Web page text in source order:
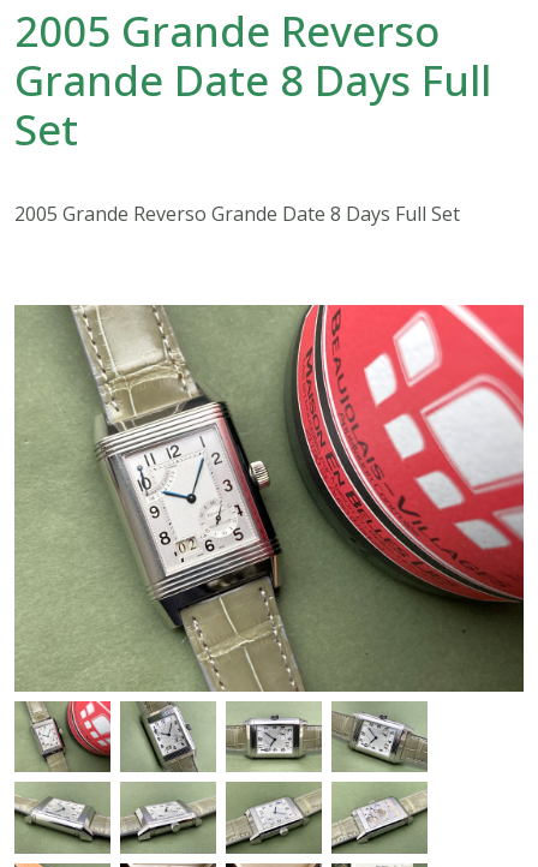
2005 Grande Reverso
Grande Date 8 Days Full
Set
2005 Grande Reverso Grande Date 8 Days Full Set